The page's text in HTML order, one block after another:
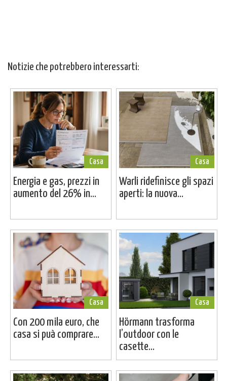
Notizie che potrebbero interessarti:
Casa
Energia e gas, prezzi in
aumento del 26% in...
Casa
Warli ridefinisce gli spazi
aperti: la nuova...
Casa
Con 200 mila euro, che
casa si puà comprare...
Casa
Hörmann trasforma
l’outdoor con le
casette...